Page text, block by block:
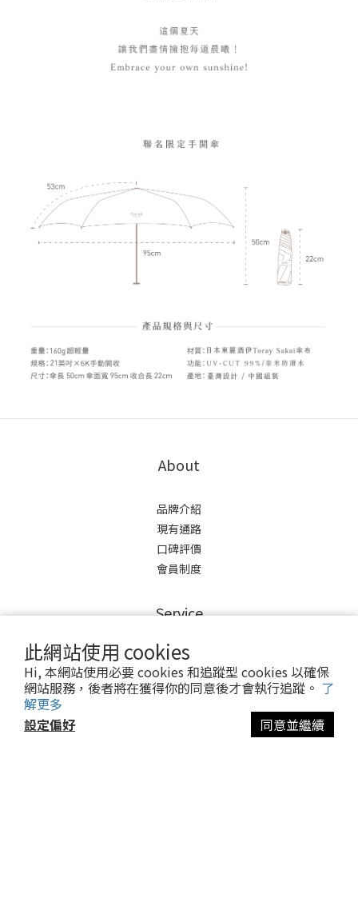
此網站使用 cookies
Hi, 本網站使用必要 cookies 和追蹤型 cookies 以確保
網站服務，後者將在獲得你的同意後才會執行追蹤。 了
解更多
設定偏好
同意並繼續
About
品牌介紹
現有通路
口碑評價
會員制度
Service
維修保固
退換貨服務
舊換新傘